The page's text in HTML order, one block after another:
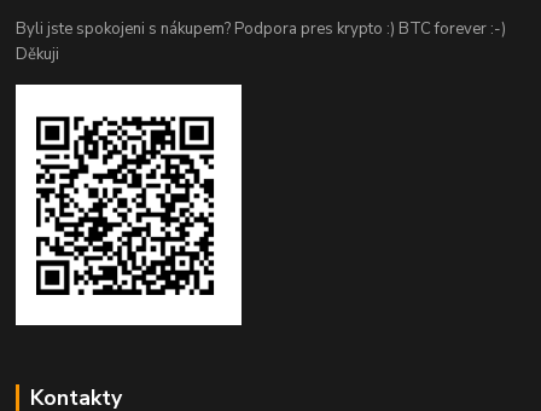
Byli jste spokojeni s nákupem? Podpora pres krypto :) BTC forever :-)
Děkuji
Kontakty